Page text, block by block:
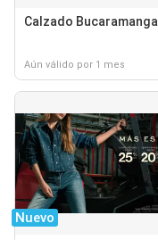
Calzado Bucaramanga
Aún válido por 1 mes
Nuevo